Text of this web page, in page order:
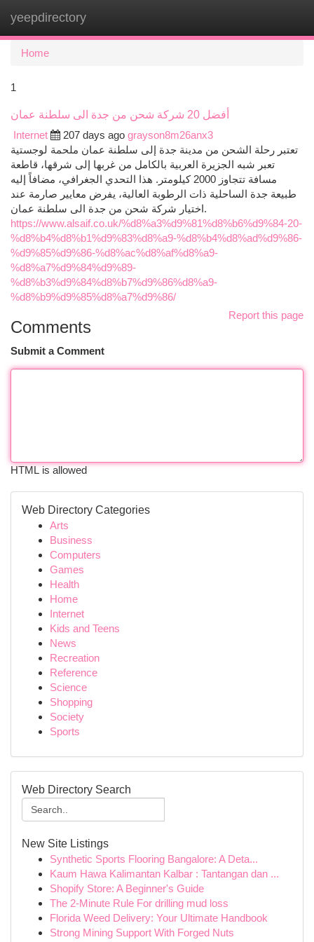
yeepdirectory
Home
1
أفضل 20 شركة شحن من جدة الى سلطنة عمان
Internet
207 days ago grayson8m26anx3
تعتبر رحلة الشحن من مدينة جدة إلى سلطنة عمان ملحمة لوجستية
تعبر شبه الجزيرة العربية بالكامل من غربها إلى شرقها، قاطعة
مسافة تتجاوز 2000 كيلومتر. هذا التحدي الجغرافي، مضافاً إليه
طبيعة جدة الساحلية ذات الرطوبة العالية، يفرض معايير صارمة عند
اختيار شركة شحن من جدة الى سلطنة عمان.
https://www.alsaif.co.uk/%d8%a3%d9%81%d8%b6%d9%84-20-
%d8%b4%d8%b1%d9%83%d8%a9-%d8%b4%d8%ad%d9%86-
%d9%85%d9%86-%d8%ac%d8%af%d8%a9-
%d8%a7%d9%84%d9%89-
%d8%b3%d9%84%d8%b7%d9%86%d8%a9-
%d8%b9%d9%85%d8%a7%d9%86/
Report this page
Comments
Submit a Comment
HTML is allowed
Web Directory Categories
Arts
Business
Computers
Games
Health
Home
Internet
Kids and Teens
News
Recreation
Reference
Science
Shopping
Society
Sports
Web Directory Search
New Site Listings
Synthetic Sports Flooring Bangalore: A Deta...
Kaum Hawa Kalimantan Kalbar : Tantangan dan ...
Shopify Store: A Beginner's Guide
The 2-Minute Rule For drilling mud loss
Florida Weed Delivery: Your Ultimate Handbook
Strong Mining Support With Forged Nuts